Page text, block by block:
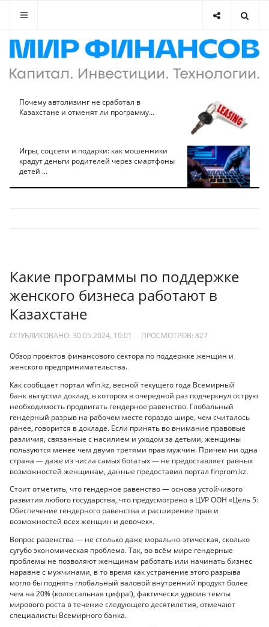
Почему автолизинг не сработал в
Казахстане и отменят ли программу...
Игры, соцсети и подарки: как мошенники
крадут деньги родителей через смартфоны
детей ...
Какие программы по поддержке
женского бизнеса работают в
Казахстане
ОПУБЛИКОВАНО: 30.05.2024, 10:01 ПРОСМОТРОВ: 827
Обзор проектов финансового сектора по поддержке женщин и
женского предпринимательства.
Как сообщает портал wfin.kz, весной текущего года Всемирный
банк выпустил доклад, в котором в очередной раз подчеркнул острую
необходимость продвигать гендерное равенство. Глобальный
гендерный разрыв на рабочем месте гораздо шире, чем считалось
ранее, говорится в докладе. Если принять во внимание правовые
различия, связанные с насилием и уходом за детьми, женщины
пользуются менее чем двумя третями прав мужчин. Причём ни одна
страна — даже из числа самых богатых — не предоставляет равных
возможностей женщинам, данные предоставил портал finprom.kz.
Стоит отметить, что гендерное равенство — основа устойчивого
развития любого государства, что предусмотрено в ЦУР ООН «Цель 5:
Обеспечение гендерного равенства и расширение прав и
возможностей всех женщин и девочек».
Вопрос равенства — не столько даже морально-этическая, сколько
сугубо экономическая проблема. Так, во всём мире гендерные
проблемы не позволяют женщинам работать или начинать бизнес
наравне с мужчинами, в то время как устранение этого разрыва
могло бы поднять глобальный валовой внутренний продукт более
чем на 20% (колоссальная цифра!), фактически удвоив темпы
мирового роста в течение следующего десятилетия, отмечают
специалисты Всемирного банка.